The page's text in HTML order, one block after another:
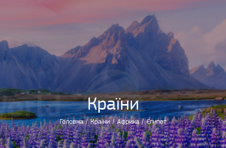
Країни
Головна / Країни / Африка / Єгипет